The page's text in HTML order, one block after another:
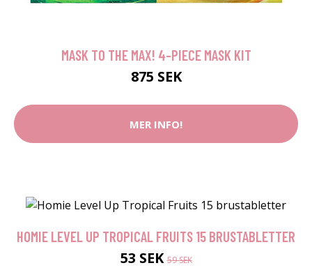
MASK TO THE MAX! 4-PIECE MASK KIT
875 SEK
MER INFO!
HOMIE LEVEL UP TROPICAL FRUITS 15 BRUSTABLETTER
53 SEK59 SEK